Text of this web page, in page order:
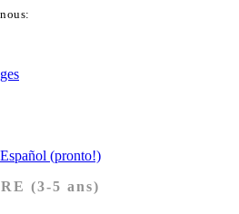
Español (pronto!)
(3-5 ans)